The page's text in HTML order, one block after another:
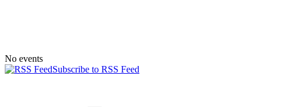
No events
Subscribe to RSS Feed